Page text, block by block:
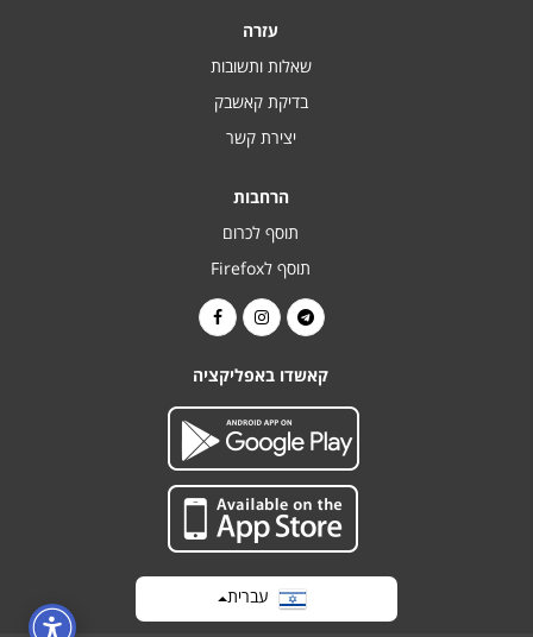
עזרה
שאלות ותשובות
בדיקת קאשבק
יצירת קשר
הרחבות
תוסף לכרום
תוסף לFirefox
קאשדו באפליקציה
עברית